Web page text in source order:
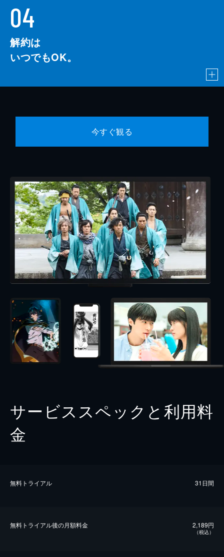
04
解約は
いつでもOK。
今すぐ観る
サービススペックと利用料
金
無料トライアル 31日間
無料トライアル後の⽉額料金 2,189円
（税込）